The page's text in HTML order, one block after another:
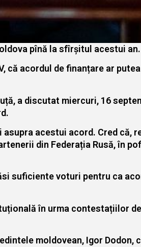
pînă la sfîrșitul acestui an.
că acordul de finanțare ar
a discutat miercuri, 16
acestui acord. Cred că,
din Federația Rusă, în
suficiente voturi pentru ca
în urma contestațiilor
moldovean, Igor Dodon,